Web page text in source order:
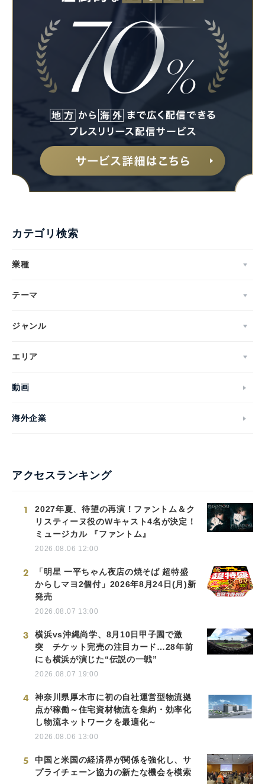
カテゴリ検索
業種
テーマ
ジャンル
エリア
動画
海外企業
アクセスランキング
1
2027年夏、待望の再演！ファントム＆ク
リスティーヌ役のWキャスト4名が決定！
ミュージカル 『ファントム』
2026.08.06 12:00
2
「明星 一平ちゃん夜店の焼そば 超特盛
からしマヨ2個付」2026年8月24日(月)新
発売
2026.08.07 13:00
3
横浜vs沖縄尚学、8月10日甲子園で激
突 チケット完売の注目カード…28年前
にも横浜が演じた“伝説の一戦”
2026.08.07 19:00
4
神奈川県厚木市に初の自社運営型物流拠
点が稼働～住宅資材物流を集約・効率化
し物流ネットワークを最適化～
2026.08.06 13:00
5
中国と米国の経済界が関係を強化し、サ
プライチェーン協力の新たな機会を模索